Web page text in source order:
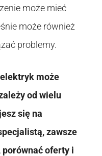
może mieć
może również
problemy.
może
od wielu
się na
zawsze
oferty i